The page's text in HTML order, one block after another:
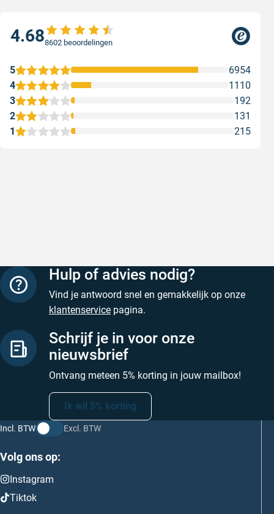
4.688602 beoordelingen
1 215
2 131
3 192
4 1110
5 6954
Hulp of advies nodig?
Vind je antwoord snel en gemakkelijk op onze
klantenservice pagina.
Schrijf je in voor onze
nieuwsbrief
Ontvang meteen 5% korting in jouw mailbox!
Ik wil 5% korting
Incl. BTW Excl. BTW
Volg ons op:
Instagram
Tiktok